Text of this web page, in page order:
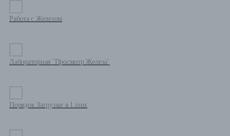
Работа с Железом
Лабораторная `Просмотр Железа`
Порядок Загрузки в Linux